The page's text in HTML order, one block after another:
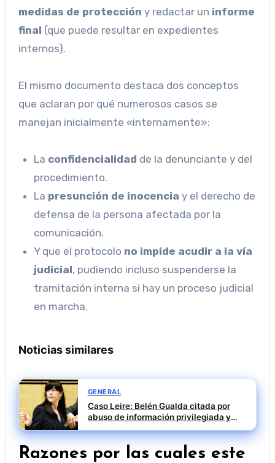
medidas de protección y redactar un informe
final (que puede resultar en expedientes
internos).
El mismo documento destaca dos conceptos
que aclaran por qué numerosos casos se
manejan inicialmente «internamente»:
La confidencialidad de la denunciante y del
procedimiento.
La presunción de inocencia y el derecho de
defensa de la persona afectada por la
comunicación.
Y que el protocolo no impide acudir a la vía
judicial, pudiendo incluso suspenderse la
tramitación interna si hay un proceso judicial
en marcha.
Noticias similares
GENERAL
Caso Leire: Belén Gualda citada por
abuso de información privilegiada y
prevaricación
Razones por las cuales este